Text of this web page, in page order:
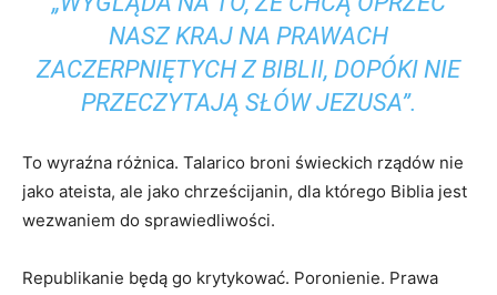
NASZ KRAJ NA PRAWACH
ZACZERPNIĘTYCH Z BIBLII, DOPÓKI NIE
PRZECZYTAJĄ SŁÓW JEZUSA”.
To wyraźna różnica. Talarico broni świeckich rządów nie
jako ateista, ale jako chrześcijanin, dla którego Biblia jest
wezwaniem do sprawiedliwości.
Republikanie będą go krytykować. Poronienie. Prawa